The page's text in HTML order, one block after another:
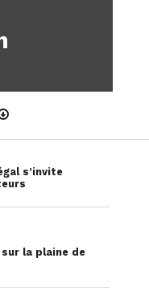
s’invite
la plaine de